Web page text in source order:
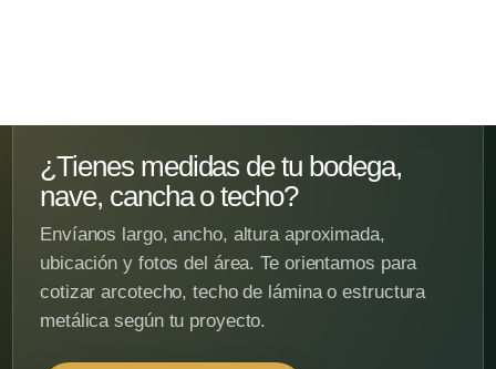
¿Tienes medidas de tu bodega,
nave, cancha o techo?
Envíanos largo, ancho, altura aproximada,
ubicación y fotos del área. Te orientamos para
cotizar arcotecho, techo de lámina o estructura
metálica según tu proyecto.